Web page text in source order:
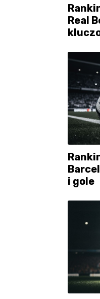
Real
i gole